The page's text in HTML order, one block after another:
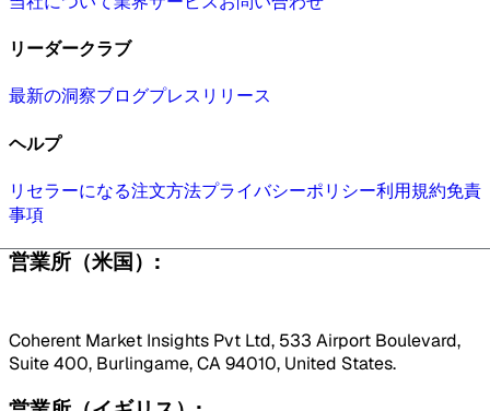
リーダークラブ
最新の洞察ブログプレスリリース
ヘルプ
リセラーになる注文方法プライバシーポリシー利用規約免責
事項
営業所（米国）:
Coherent Market Insights Pvt Ltd, 533 Airport Boulevard,
Suite 400, Burlingame, CA 94010, United States.